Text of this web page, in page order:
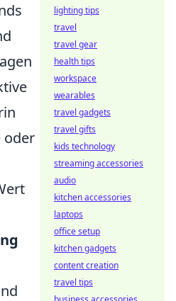
oder
lighting tips
travel
travel gear
health tips
workspace
wearables
travel gadgets
travel gifts
kids technology
streaming accessories
audio
kitchen accessories
laptops
office setup
kitchen gadgets
content creation
travel tips